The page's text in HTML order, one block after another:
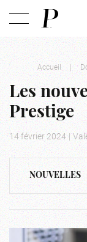
Accueil |
Les
Prestige
14 février 2024 |
NOUVELLES